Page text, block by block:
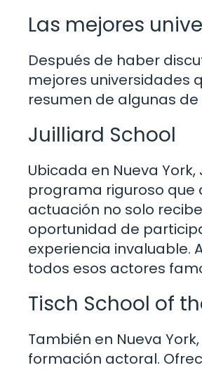
Las mejores
Después de haber
mejores universidades
resumen de algunas
Juilliard School
Ubicada en Nueva
programa riguroso que
actuación no solo
oportunidad de
experiencia invaluable.
todos esos actores
Tisch School of
También en Nueva
formación actoral.